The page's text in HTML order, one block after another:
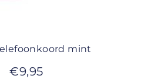
mint
€9,95